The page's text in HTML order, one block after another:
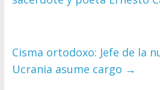
Cisma ortodoxo: Jefe de la
Ucrania asume cargo →